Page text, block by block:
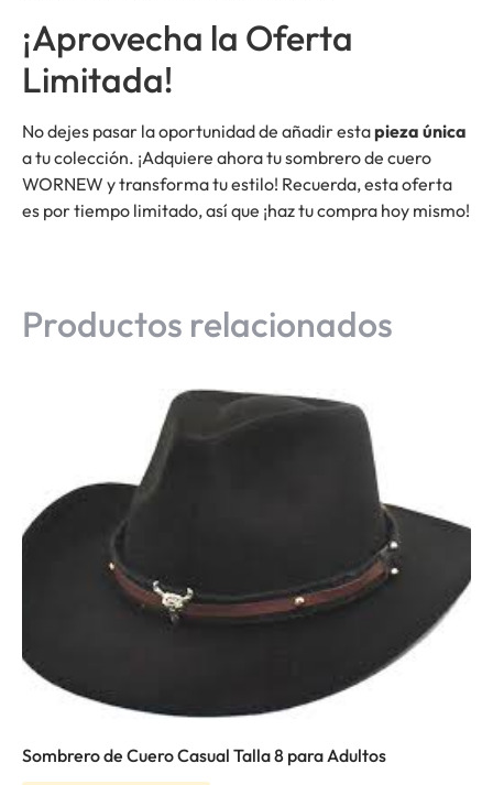
¡Aprovecha la Oferta
Limitada!
No dejes pasar la oportunidad de añadir estapieza única
a tu colección. ¡Adquiere ahora tu sombrero de cuero
WORNEW y transforma tu estilo! Recuerda, esta oferta
es por tiempo limitado, así que ¡haz tu compra hoy mismo!
Productos relacionados
Sombrero de Cuero Casual Talla 8 para Adultos